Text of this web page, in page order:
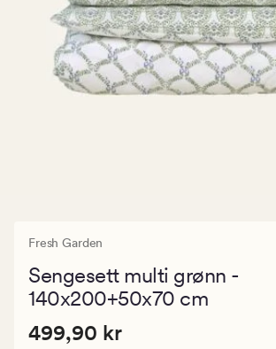
Fresh Garden
Sengesett multi grønn -
140x200+50x70 cm
Pris
Pris 499,90 kr
499,90 kr